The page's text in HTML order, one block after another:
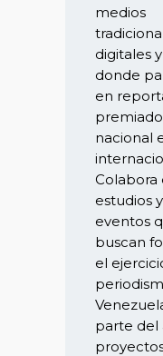
medios
digitales
donde
en
nacional
Colabora
estudios y
eventos
buscan
el
parte del